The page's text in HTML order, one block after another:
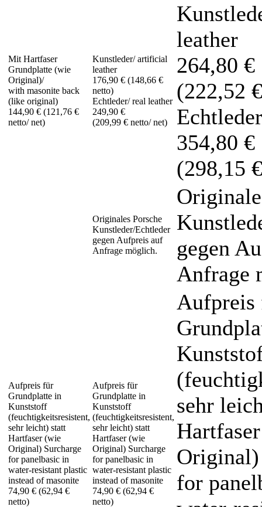
Mit Hartfaser
Grundplatte (wie
Original)/
with masonite back
(like original)
144,90 € (121,76 €
netto/ net)
Kunstleder/ artificial
leather
176,90 € (148,66 €
netto)
Echtleder/ real leather
249,90 €
(209,99 € netto/ net)
leather
264,80 €
(222,52
354,80 €
(298,15
Originales Porsche
Kunstleder/Echtleder
gegen Aufpreis auf
Anfrage möglich.
gegen
Anfrage
Aufpreis für
Grundplatte in
Kunststoff
(feuchtigkeitsresistent,
sehr leicht) statt
Hartfaser (wie
Original) Surcharge
for panelbasic in
water-resistant plastic
instead of masonite
74,90 € (62,94 €
netto)
Aufpreis für
Grundplatte in
Kunststoff
(feuchtigkeitsresistent,
sehr leicht) statt
Hartfaser (wie
Original) Surcharge
for panelbasic in
water-resistant plastic
instead of masonite
74,90 € (62,94 €
netto)
Aufpreis
sehr
Original)
for